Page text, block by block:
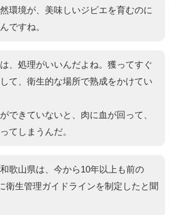
環境が、美味しいジビエを育むのに
ですね。
、処理がいいんだよね。獲ってすぐ
て、衛生的な場所で熟成をかけてい
できていないと、肉に血が回って、
てしまうんだ。
歌山県は、今から10年以上も前の
衛生管理ガイドラインを制定したと聞